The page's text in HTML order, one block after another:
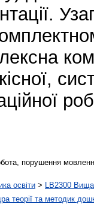
порушення
освіти > LB2300 Вища
теорії та методик